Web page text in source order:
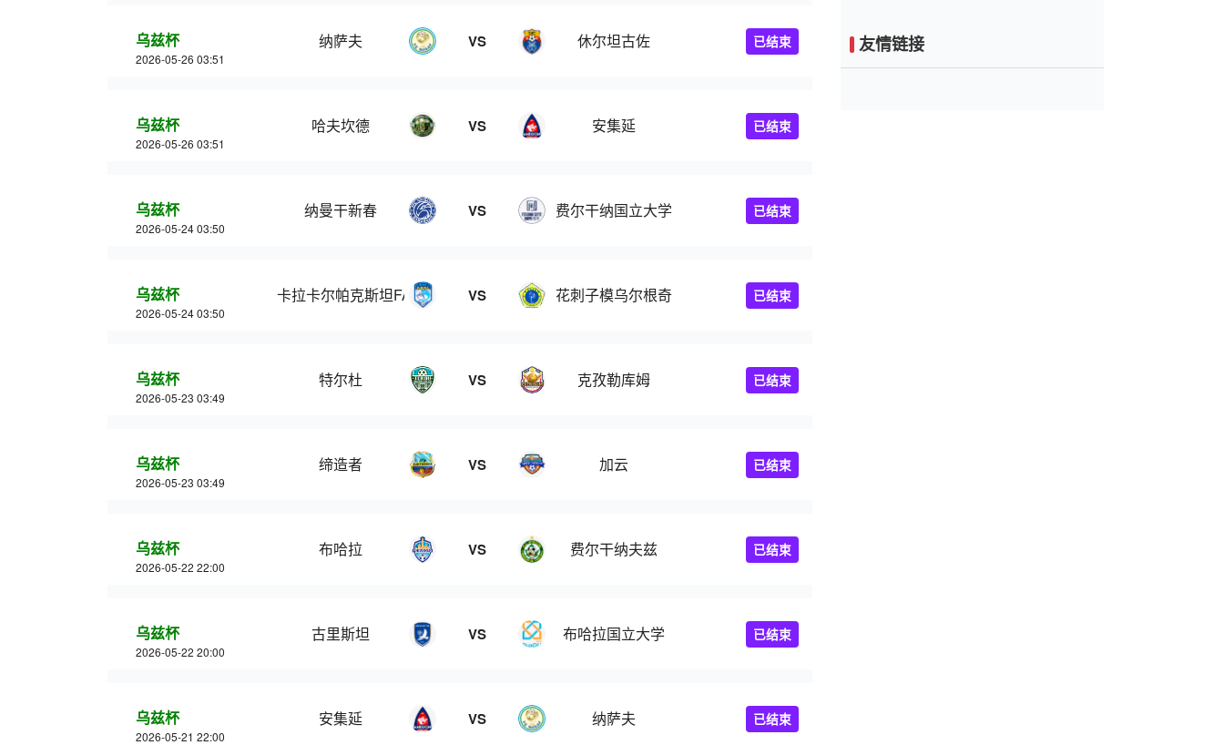
乌兹杯
2026-05-26 03:51
纳萨夫 VS 休尔坦古佐 已结束
乌兹杯
2026-05-26 03:51
哈夫坎德 VS 安集延 已结束
乌兹杯
2026-05-24 03:50
纳曼干新春 VS 费尔干纳国立大学 已结束
乌兹杯
2026-05-24 03:50
卡拉卡尔帕克斯坦FA VS 花刺子模乌尔根奇 已结束
乌兹杯
2026-05-23 03:49
特尔杜 VS 克孜勒库姆 已结束
乌兹杯
2026-05-23 03:49
缔造者 VS 加云 已结束
乌兹杯
2026-05-22 22:00
布哈拉 VS 费尔干纳夫兹 已结束
乌兹杯
2026-05-22 20:00
古里斯坦 VS 布哈拉国立大学 已结束
乌兹杯
2026-05-21 22:00
安集延 VS 纳萨夫 已结束
友情链接